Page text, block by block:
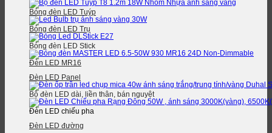
Bóng đèn LED Tuýp
Bóng đèn LED Trụ
Bóng đèn LED Stick
Đèn LED MR16
Đèn LED Panel
Bộ đèn LED dài, liền thân, bán nguyệt
Đèn LED chiếu pha
Đèn LED đường